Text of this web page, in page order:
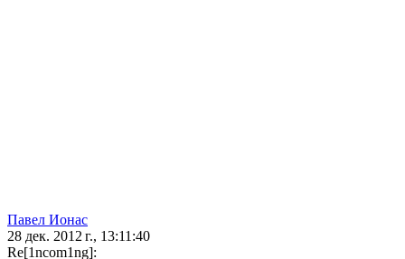
Павел Ионас
28 дек. 2012 г., 13:11:40
Re[1ncom1ng]: